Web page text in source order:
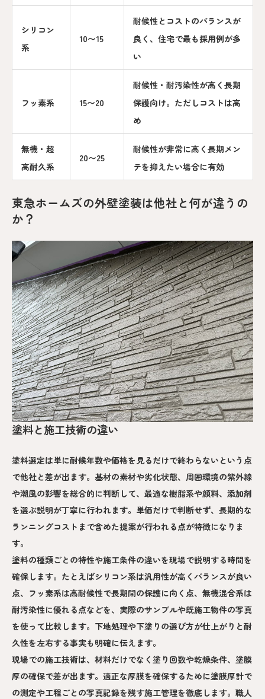
シリコン
系
10〜15
耐候性とコストのバランスが
良く、住宅で最も採用例が多
い
フッ素系 15〜20
耐候性・耐汚染性が高く長期
保護向け。ただしコストは高
め
無機・超
高耐久系
20〜25
耐候性が非常に高く長期メン
テを抑えたい場合に有効
東急ホームズの外壁塗装は他社と何が違うの
か？
塗料と施工技術の違い
塗料選定は単に耐候年数や価格を見るだけで終わらないという点
で他社と差が出ます。基材の素材や劣化状態、周囲環境の紫外線
や潮風の影響を総合的に判断して、最適な樹脂系や顔料、添加剤
を選ぶ説明が丁寧に行われます。単価だけで判断せず、長期的な
ランニングコストまで含めた提案が行われる点が特徴になりま
す。
塗料の種類ごとの特性や施工条件の違いを現場で説明する時間を
確保します。たとえばシリコン系は汎用性が高くバランスが良い
点、フッ素系は高耐候性で長期間の保護に向く点、無機混合系は
耐汚染性に優れる点などを、実際のサンプルや既施工物件の写真
を使って比較します。下地処理や下塗りの選び方が仕上がりと耐
久性を左右する事実も明確に伝えます。
現場での施工技術は、材料だけでなく塗り回数や乾燥条件、塗膜
厚の確保で差が出ます。適正な厚膜を確保するために塗膜厚計で
の測定や工程ごとの写真記録を残す施工管理を徹底します。職人